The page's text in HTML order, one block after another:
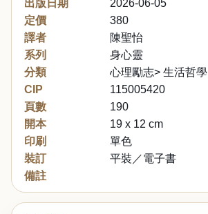
出版日期
2026-06-05
定價
380
譯者
陳聖怡
系列
身心靈
分類
心理勵志> 生活哲學
CIP
115005420
頁數
190
開本
19 x 12 cm
印刷
單色
裝訂
平裝／電子書
備註